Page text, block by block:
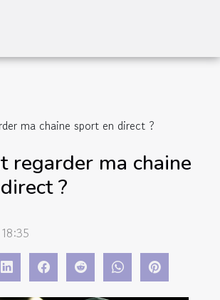
ma chaine sport en direct ?
regarder ma chaine
?